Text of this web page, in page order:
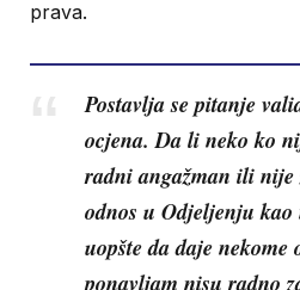
prava.
Postavlja se pitanje
ocjena. Da li neko ko
radni angažman ili nije
odnos u Odjeljenju
uopšte da daje
ponavljam nisu radno